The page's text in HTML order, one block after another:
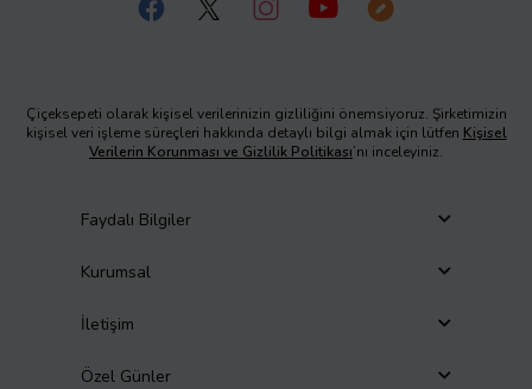
Çiçeksepeti olarak kişisel verilerinizin gizliliğini önemsiyoruz. Şirketimizin
kişisel veri işleme süreçleri hakkında detaylı bilgi almak için lütfen Kişisel
Verilerin Korunması ve Gizlilik Politikası’nı inceleyiniz.
Faydalı Bilgiler
Kurumsal
İletişim
Özel Günler